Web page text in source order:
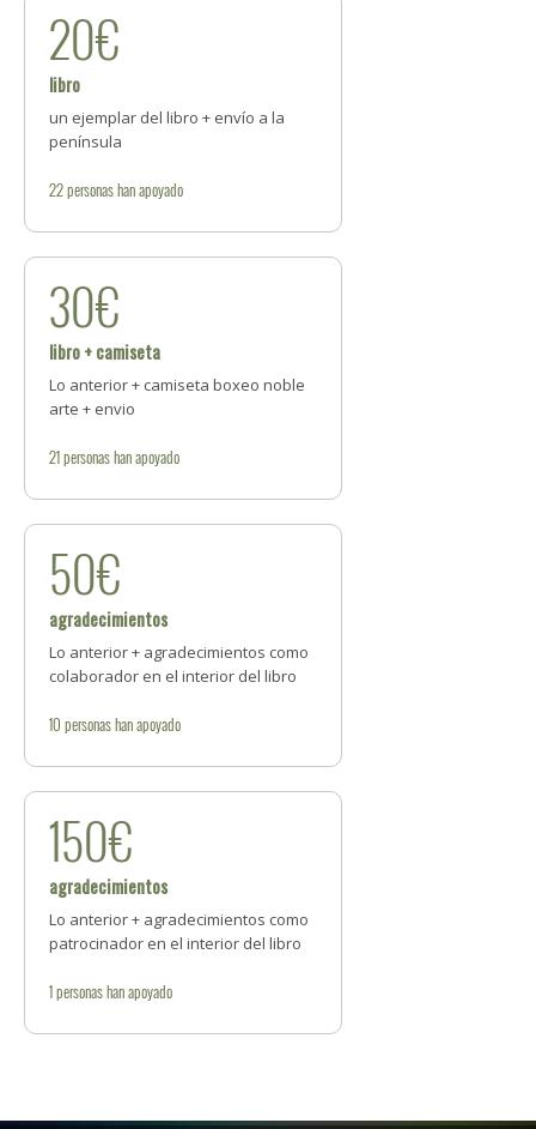
20€
libro
un ejemplar del libro + envío a la
península
22personashan apoyado
30€
libro + camiseta
Lo anterior + camiseta boxeo noble
arte + envio
21personashan apoyado
50€
agradecimientos
Lo anterior + agradecimientos como
colaborador en el interior del libro
10 personashan apoyado
150€
agradecimientos
Lo anterior + agradecimientos como
patrocinador en el interior del libro
1personashan apoyado